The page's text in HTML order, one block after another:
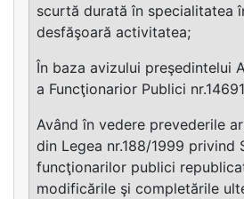
scurtă durată în specialitatea
desfăşoară activitatea;
În baza avizului preşedintelui
a Funcţionarior Publici
Având în vedere prevederile
din Legea nr.188/1999 privind
funcţionarilor publici
modificările şi completările